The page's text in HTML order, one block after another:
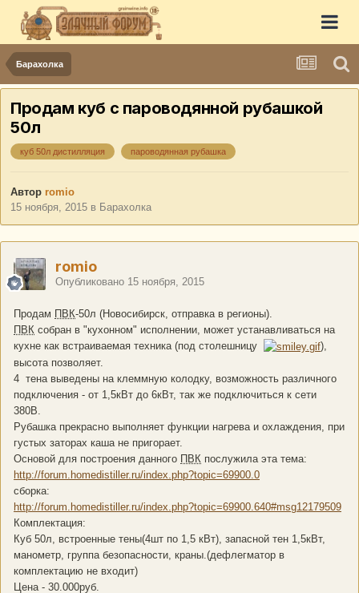
Барахолка
Продам куб с пароводянной рубашкой
50л
куб 50л дистилляция пароводянная рубашка
Автор romio
15 ноября, 2015 в Барахолка
romio
Опубликовано 15 ноября, 2015
Продам ПВК-50л (Новосибирск, отправка в регионы).
ПВК собран в "кухонном" исполнении, может устанавливаться на
кухне как встраиваемая техника (под столешницу
),
высота позволяет.
4 тена выведены на клеммную колодку, возможность различного
подключения - от 1,5кВт до 6кВт, так же подключиться к сети
380В.
Рубашка прекрасно выполняет функции нагрева и охлаждения, при
густых заторах каша не пригорает.
Основой для построения данного ПВК послужила эта тема:
http://forum.homedistiller.ru/index.php?topic=69900.0
сборка:
http://forum.homedistiller.ru/index.php?topic=69900.640#msg12179509
Комплектация:
Куб 50л, встроенные тены(4шт по 1,5 кВт), запасной тен 1,5кВт,
манометр, группа безопасности, краны.(дефлегматор в
комплектацию не входит)
Цена - 30.000руб.